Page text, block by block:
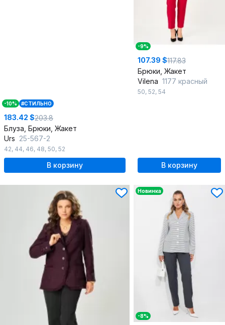
-10% #СТИЛЬНО
183.42 $203.8
Блуза, Брюки, Жакет
Urs 25-567-2
42, 44, 46, 48, 50, 52
В корзину
-9%
107.39 $117.83
Брюки, Жакет
Vilena 1177 красный
50, 52, 54
В корзину
Новинка
-8%